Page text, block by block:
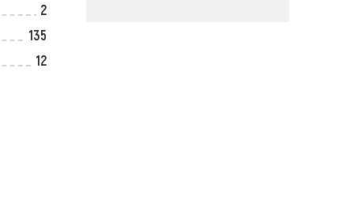
2
135
12